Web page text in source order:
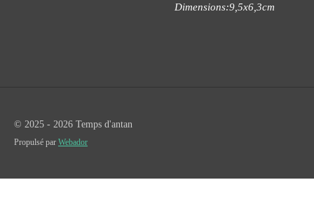
Dimensions:9,5x6,3cm
© 2025 - 2026 Temps d'antan
Propulsé par Webador